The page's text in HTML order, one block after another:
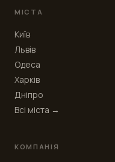
МІСТА
Київ
Львів
Одеса
Харків
Дніпро
Всі міста →
КОМПАНІЯ